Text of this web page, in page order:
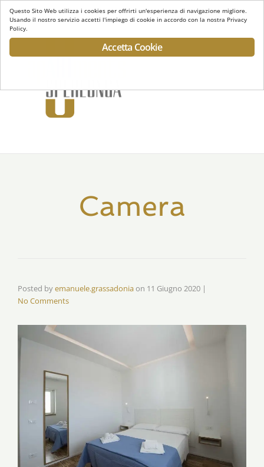
Camera
Posted byemanuele.grassadoniaon 11 Giugno 2020 |
No Comments
Questo Sito Web utilizza i cookies per offrirti un'esperienza di navigazione migliore.
Usando il nostro servizio accetti l'impiego di cookie in accordo con la nostra Privacy
Policy.
Accetta Cookie